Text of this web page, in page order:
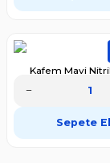
Kafem Mavi
Pudrasız (XL) 100
1.196,69
Sepete